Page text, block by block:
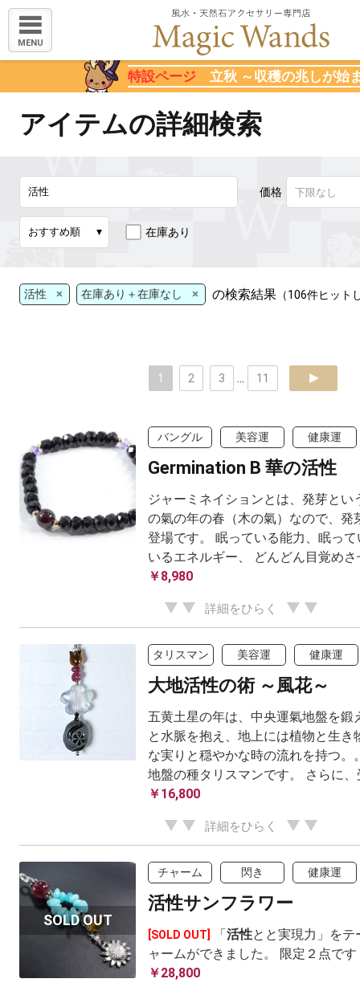
MENU
特設ページ立秋 ～収穫の兆しが始
アイテムの詳細検索
価格
在庫あり
活性 × 在庫あり＋在庫なし × の検索結果 （106件ヒット
1 2 3 11 next
バングル 美容運 健康運
Germination B 華の活性
ジャーミネイションとは、発芽とい
の氣の年の春（木の氣）なので、発
登場です。 眠っている能力、眠っ
いるエネルギー、 どんどん目覚めさ
￥8,980
詳細をひらく
タリスマン 美容運 健康運
大地活性の術 ～風花～
五黄土星の年は、中央運氣地盤を鍛
と水脈を抱え、地上には植物と生き
な実りと穏やかな時の流れを持つ。
地盤の種タリスマンです。 さらに、
￥16,800
詳細をひらく
チャーム 閃き 健康運
活性サンフラワー
[SOLD OUT] 「活性とと実現力」を
ャームができました。 限定２点です
￥28,800